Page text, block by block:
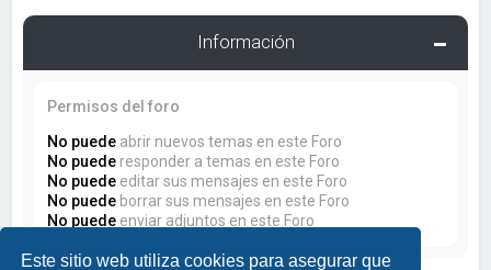
Este sitio web utiliza cookies para asegurar que
Información
Permisos del foro
No puede abrir nuevos temas en este Foro
No puede responder a temas en este Foro
No puede editar sus mensajes en este Foro
No puede borrar sus mensajes en este Foro
No puede enviar adjuntos en este Foro